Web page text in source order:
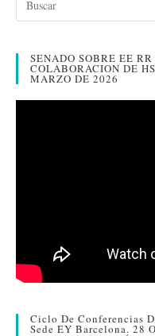
okr In
SENADO SOBRE EE
COLABORACION DE
MARZO DE 2026
Ciclo De Conferencias
Sede EY Barcelona. 28